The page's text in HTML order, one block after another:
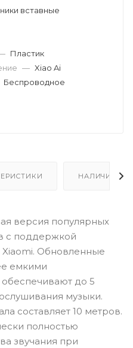
вставные
Пластик
— Xiao Ai
Беспроводное
НАЛИЧИЕ
версия популярных
с поддержкой
Обновленные
емкими
до 5
музыки.
составляет 10 метров.
полностью
звучания при